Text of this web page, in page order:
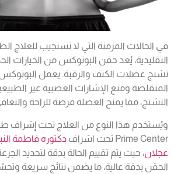
في الحالات المزمنة التي لا تستجيب للعلاج
التقليدية، يُعد حقن البوتوكس من الخيارات
تشنج عضلات الكتف والرقبة. يعمل
المتقلصة ومنع الإشارات العصبية غير
التشنج، مما يمنح العضلة فرصة للراحة
ويُستخدم هذا النوع من العلاج تحت
Prime Center تحت اشراف
دكتوره فاطمة
عجلان، حيث يتم تقييم الحالة بدقة لتحديد
الحقن بدقة عالية، ما يضمن نتائج سريعة